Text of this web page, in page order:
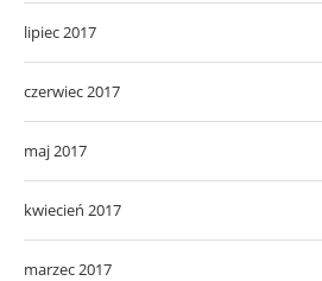
lipiec 2017
czerwiec 2017
maj 2017
kwiecień 2017
marzec 2017